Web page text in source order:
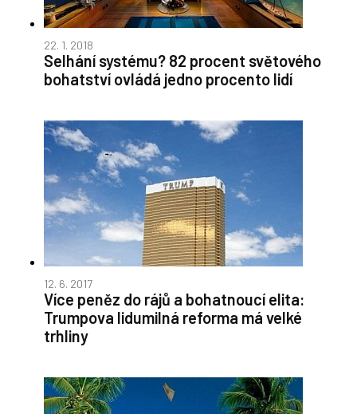
22. 1. 2018
Selhání systému? 82 procent světového
bohatství ovládá jedno procento lidí
12. 6. 2017
Více peněz do rájů a bohatnoucí elita:
Trumpova lidumilná reforma má velké
trhliny